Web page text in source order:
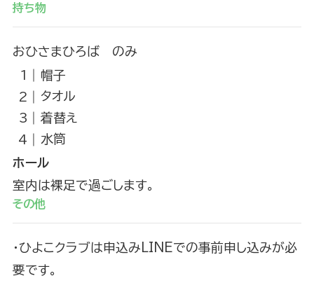
持ち物
おひさまひろば のみ
帽子
タオル
着替え
水筒
ホール
室内は裸足で過ごします。
その他
・ひよこクラブは申込みLINEでの事前申し込みが必
要です。